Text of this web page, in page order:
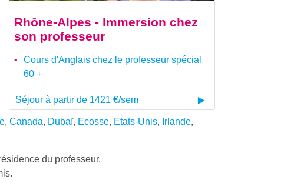
Rhône-Alpes - Immersion chez
son professeur
Cours d'Anglais chez le professeur spécial
60 +
Séjour à partir de 1421 €/sem
, Canada, Dubaï, Ecosse, Etats-Unis, Irlande,
du professeur.